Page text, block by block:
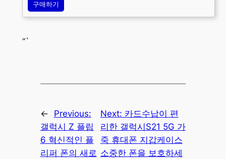
구매하기
“`
←
Previous:
갤럭시 Z 플립
6 혁신적인 플
리퍼 폰의 새로
Next: 카드수납이 편
리한 갤럭시S21 5G 가
죽 휴대폰 지갑케이스
소중한 폰을 보호하세